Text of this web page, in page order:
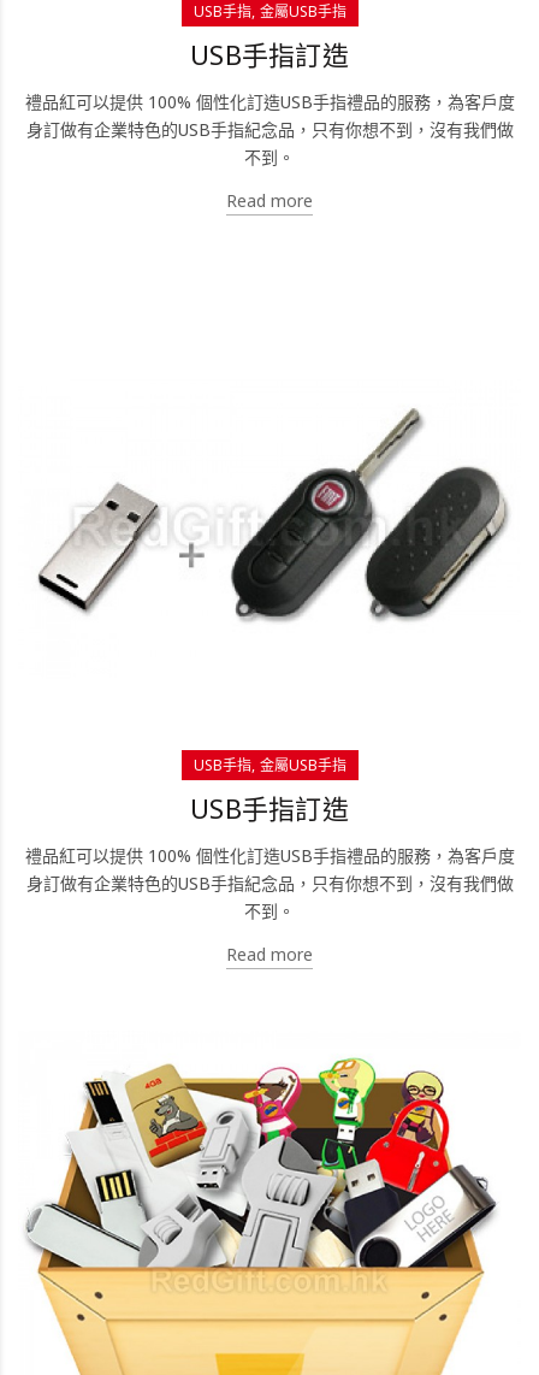
USB手指 金屬USB手指
USB手指訂造
禮品紅可以提供 100% 個性化訂造USB手指禮品的服務，為客戶度
身訂做有企業特色的USB手指紀念品，只有你想不到，沒有我們做
不到。
Read more
USB手指 金屬USB手指
USB手指訂造
禮品紅可以提供 100% 個性化訂造USB手指禮品的服務，為客戶度
身訂做有企業特色的USB手指紀念品，只有你想不到，沒有我們做
不到。
Read more